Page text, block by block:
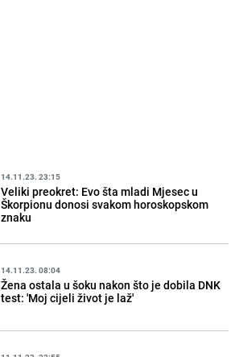
14.11.23. 23:15
Veliki preokret: Evo šta mladi Mjesec u
Škorpionu donosi svakom horoskopskom
znaku
14.11.23. 08:04
Žena ostala u šoku nakon što je dobila DNK
test: 'Moj cijeli život je laž'